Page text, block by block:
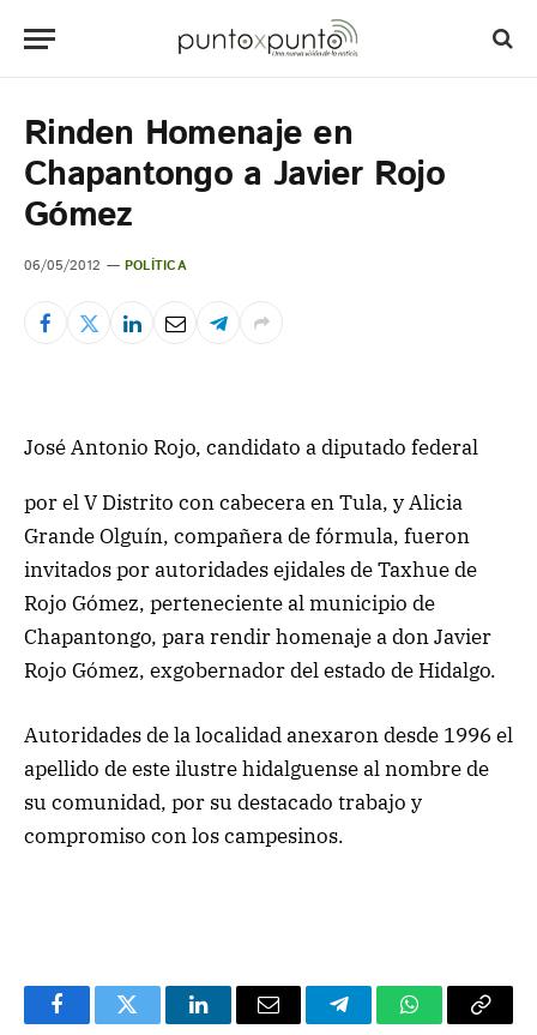
Rinden Homenaje en
Chapantongo a Javier Rojo
Gómez
06/05/2012 POLÍTICA
José Antonio Rojo, candidato a diputado federal
por el V Distrito con cabecera en Tula, y Alicia
Grande Olguín, compañera de fórmula, fueron
invitados por autoridades ejidales de Taxhue de
Rojo Gómez, perteneciente al municipio de
Chapantongo, para rendir homenaje a don Javier
Rojo Gómez, exgobernador del estado de Hidalgo.
Autoridades de la localidad anexaron desde 1996 el
apellido de este ilustre hidalguense al nombre de
su comunidad, por su destacado trabajo y
compromiso con los campesinos.
FacebookTwitter LinkedInEmail TelegramWhatsApp
Copy